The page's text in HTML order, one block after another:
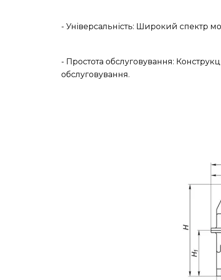
- Універсальність: Широкий спектр
- Простота обслуговування:
обслуговування.